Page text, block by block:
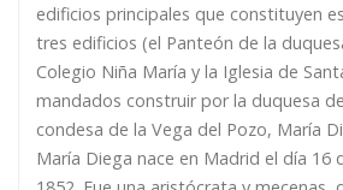
edificios principales que constituyen
tres edificios (el Panteón de la
Colegio Niña María y la Iglesia de
mandados construir por la duquesa
condesa de la Vega del Pozo, María
María Diega nace en Madrid el día 16